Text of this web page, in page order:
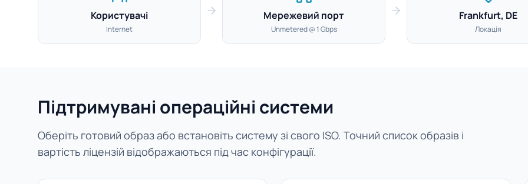
Користувачі
Internet
Мережевий порт
Unmetered @ 1 Gbps
Frankfurt, DE
Локація
Підтримувані операційні системи
Оберіть готовий образ або встановіть систему зі свого ISO. Точний список образів і
вартість ліцензій відображаються під час конфігурації.